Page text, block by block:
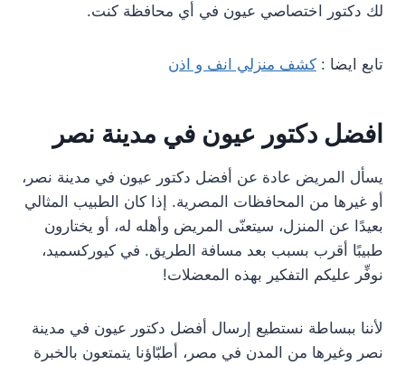
لك دكتور اختصاصي عيون في أي محافظة كنت.
تابع ايضا : كشف منزلي انف و اذن
افضل دكتور عيون في مدينة نصر
يسأل المريض عادة عن أفضل دكتور عيون في مدينة نصر،
أو غيرها من المحافظات المصرية. إذا كان الطبيب المثالي
بعيدًا عن المنزل، سيتعنّى المريض وأهله له، أو يختارون
طبيبًا أقرب بسبب بعد مسافة الطريق. في كيوركسميد،
نوفِّر عليكم التفكير بهذه المعضلات!
لأننا ببساطة نستطيع إرسال أفضل دكتور عيون في مدينة
نصر وغيرها من المدن في مصر، أطبّاؤنا يتمتعون بالخبرة